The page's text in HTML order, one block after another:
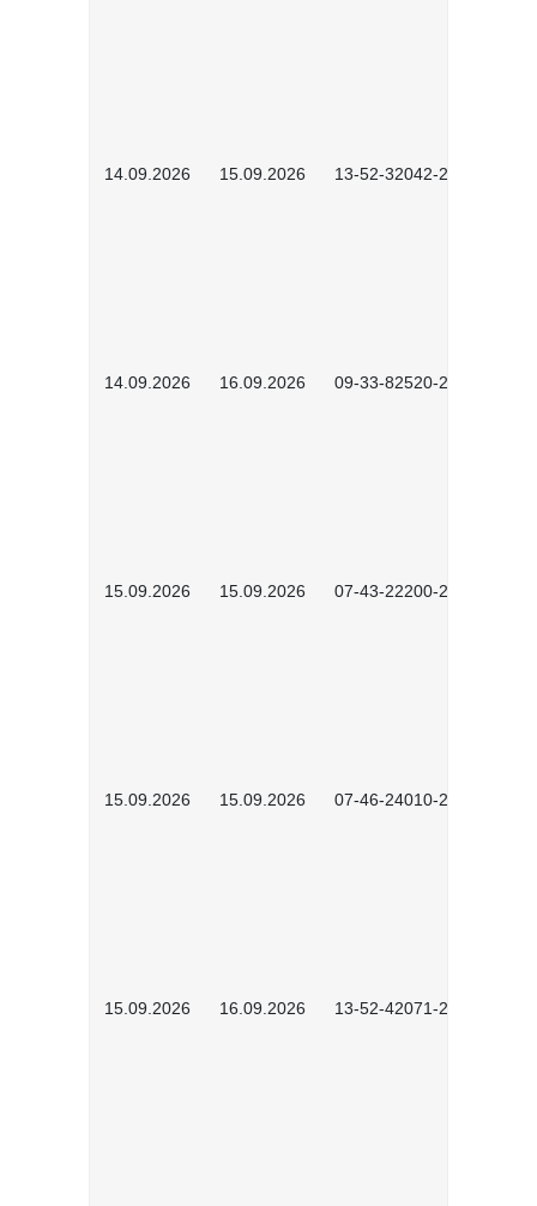
14.09.2026 15.09.2026 13-52-32042-2601
14.09.2026 16.09.2026 09-33-82520-2601
15.09.2026 15.09.2026 07-43-22200-2601
15.09.2026 15.09.2026 07-46-24010-2602
15.09.2026 16.09.2026 13-52-42071-2601